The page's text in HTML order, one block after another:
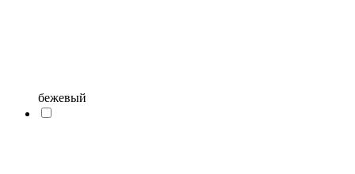
бежевый